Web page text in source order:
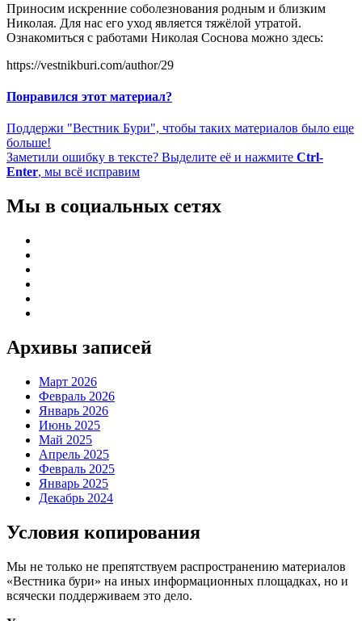
Приносим искренние соболезнования родным и близким
Николая. Для нас его уход является тяжёлой утратой.
Ознакомиться с работами Николая Соснова можно здесь:
https://vestnikburi.com/author/29
Понравился этот материал?
Поддержи "Вестник Бури", чтобы таких материалов было еще
больше!
Заметили ошибку в тексте? Выделите её и нажмите Ctrl-
Enter, мы всё исправим
Мы в социальных сетях
Архивы записей
Март 2026
Февраль 2026
Январь 2026
Июнь 2025
Май 2025
Апрель 2025
Февраль 2025
Январь 2025
Декабрь 2024
Условия копирования
Мы не только не препятствуем распространению материалов
«Вестника бури» на иных информационных площадках, но и
всячески поддерживаем это дело.